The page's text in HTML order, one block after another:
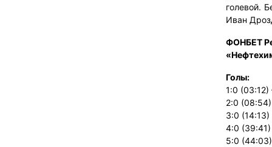
голевой.
Иван
ФОНБЕТ
Голы:
1:0 (03:12)
2:0
3:0
4:0 (39:41)
5:0